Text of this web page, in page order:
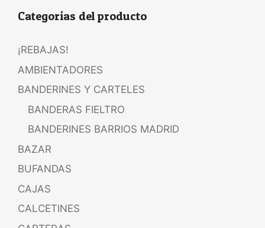
Categorías del producto
¡REBAJAS!
AMBIENTADORES
BANDERINES Y CARTELES
BANDERAS FIELTRO
BANDERINES BARRIOS MADRID
BAZAR
BUFANDAS
CAJAS
CALCETINES